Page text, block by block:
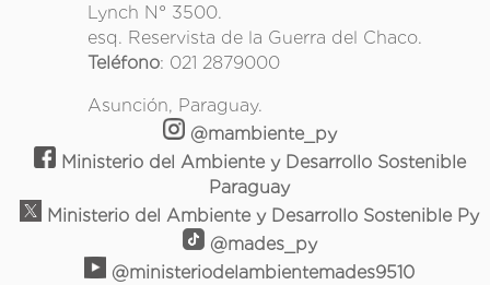
Lynch N° 3500.
esq. Reservista de la Guerra del Chaco.
Teléfono: 021 2879000
Asunción, Paraguay.
@mambiente_py
Ministerio del Ambiente y Desarrollo Sostenible
Paraguay
Ministerio del Ambiente y Desarrollo Sostenible Py
@mades_py
@ministeriodelambientemades9510